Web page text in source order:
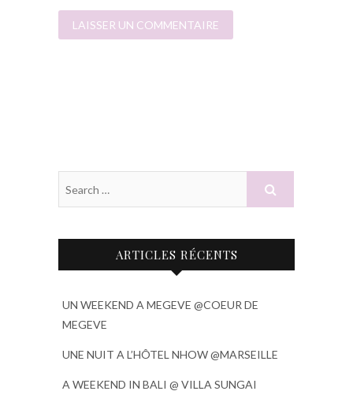
ARTICLES RÉCENTS
UN WEEKEND A MEGEVE @COEUR DE
MEGEVE
UNE NUIT A L’HÔTEL NHOW @MARSEILLE
A WEEKEND IN BALI @ VILLA SUNGAI